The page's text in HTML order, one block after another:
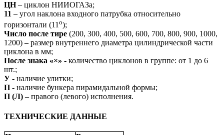
ЦН– циклон НИИОГАЗа;
11 – угол наклона входного патрубка относительно
горизонтали (11о);
Число после тире (200, 300, 400, 500, 600, 700, 800, 900, 1000,
1200) – размер внутреннего диаметра цилиндрической части
циклона в мм;
После знака «×» - количество циклонов в группе: от 1 до 6
шт.;
У - наличие улитки;
П - наличие бункера пирамидальной формы;
П (Л) – правого (левого) исполнения.
ТЕХНИЧЕСКИЕ ДАННЫЕ